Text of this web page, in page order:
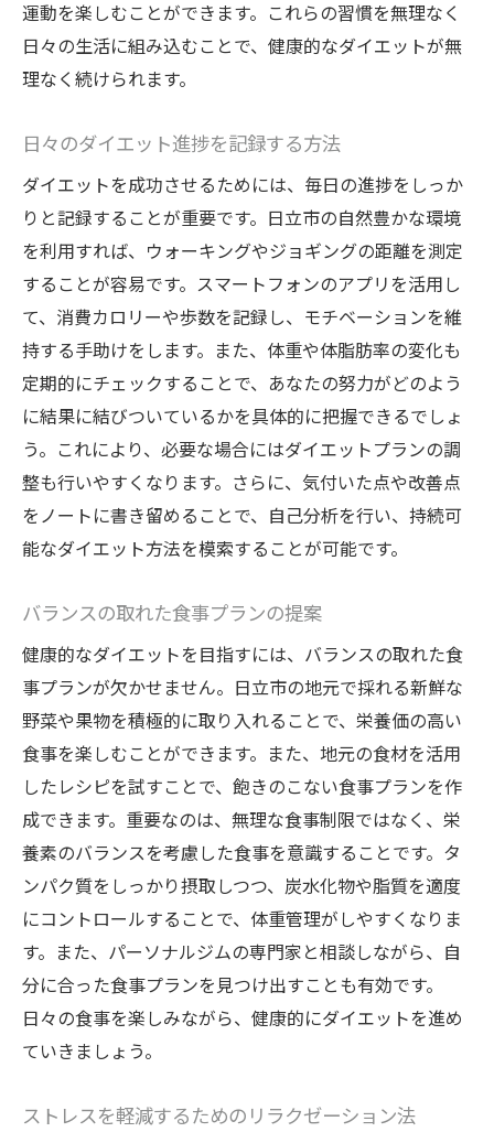
運動を楽しむことができます。これらの習慣を無理なく
日々の生活に組み込むことで、健康的なダイエットが無
理なく続けられます。
日々のダイエット進捗を記録する方法
ダイエットを成功させるためには、毎日の進捗をしっか
りと記録することが重要です。日立市の自然豊かな環境
を利用すれば、ウォーキングやジョギングの距離を測定
することが容易です。スマートフォンのアプリを活用し
て、消費カロリーや歩数を記録し、モチベーションを維
持する手助けをします。また、体重や体脂肪率の変化も
定期的にチェックすることで、あなたの努力がどのよう
に結果に結びついているかを具体的に把握できるでしょ
う。これにより、必要な場合にはダイエットプランの調
整も行いやすくなります。さらに、気付いた点や改善点
をノートに書き留めることで、自己分析を行い、持続可
能なダイエット方法を模索することが可能です。
バランスの取れた食事プランの提案
健康的なダイエットを目指すには、バランスの取れた食
事プランが欠かせません。日立市の地元で採れる新鮮な
野菜や果物を積極的に取り入れることで、栄養価の高い
食事を楽しむことができます。また、地元の食材を活用
したレシピを試すことで、飽きのこない食事プランを作
成できます。重要なのは、無理な食事制限ではなく、栄
養素のバランスを考慮した食事を意識することです。タ
ンパク質をしっかり摂取しつつ、炭水化物や脂質を適度
にコントロールすることで、体重管理がしやすくなりま
す。また、パーソナルジムの専門家と相談しながら、自
分に合った食事プランを見つけ出すことも有効です。
日々の食事を楽しみながら、健康的にダイエットを進め
ていきましょう。
ストレスを軽減するためのリラクゼーション法